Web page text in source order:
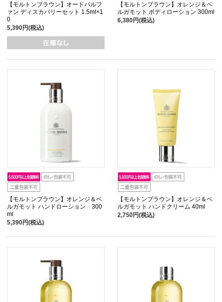
【モルトンブラウン】オードパルフ
ァン ディスカバリーセット 1.5ml×1
0
5,390円(税込)
【モルトンブラウン】オレンジ＆ベ
ルガモット ボディローション 300ml
6,380円(税込)
【モルトンブラウン】オレンジ＆ベ
ルガモット ハンドローション 300
ml
5,390円(税込)
【モルトンブラウン】オレンジ＆ベ
ルガモット ハンドクリーム 40ml
2,750円(税込)